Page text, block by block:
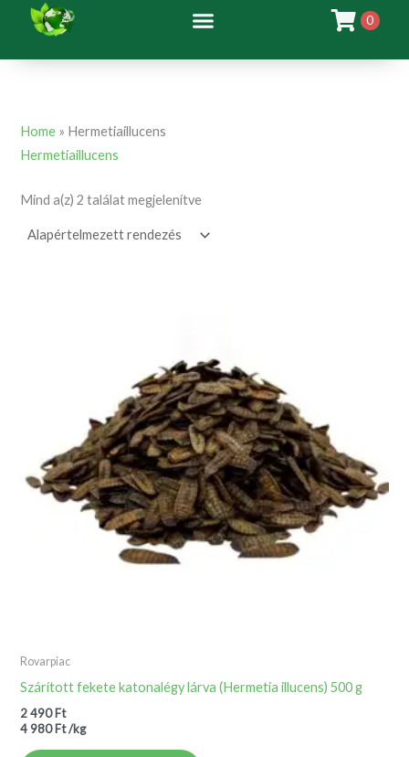
content
0
Home » Hermetiaillucens
Hermetiaillucens
Mind a(z) 2 találat megjelenítve
Rovarpiac
Szárított fekete katonalégy lárva (Hermetia illucens) 500 g
2 490Ft
4 980Ft/kg